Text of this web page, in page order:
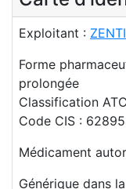
Exploitant :
Forme
prolongée
Classification
Code CIS :
Médicament
Générique dans